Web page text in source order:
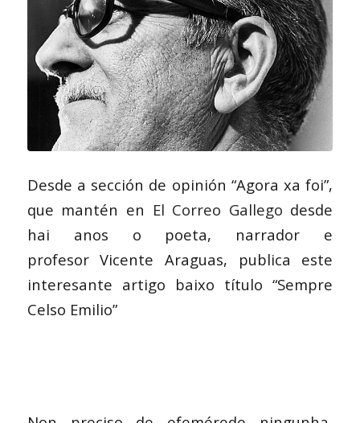
Desde a sección de opinión “Agora xa foi”,
que mantén en El Correo Gallego desde
hai anos o poeta, narrador e
profesor Vicente Araguas, publica este
interesante artigo baixo título “Sempre
Celso Emilio”